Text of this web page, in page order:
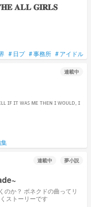
𝐀𝐋𝐋 𝐆𝐈𝐑𝐋𝐒
# 日プ #事務所 #アイドル
連載中
ɪꜰ ɪᴛ ᴡᴀꜱ ᴍᴇ ᴛʜᴇɴ ɪ ᴡᴏᴜʟᴅ, ɪ
連載中 夢小説
曲ってリ
ストーリーです